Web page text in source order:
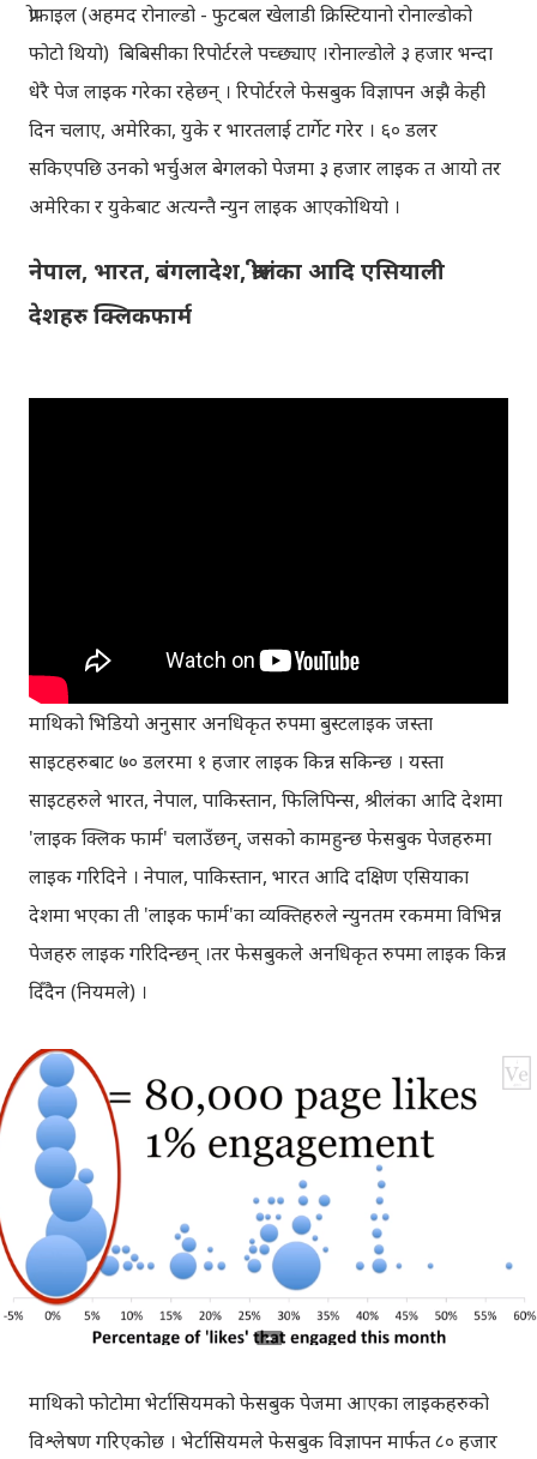
प्रोफाइल (अहमद रोनाल्डो - फुटबल खेलाडी क्रिस्टियानो रोनाल्डोको
फोटो थियो) बिबिसीका रिपोर्टरले पच्छ्याए ।रोनाल्डोले ३ हजार भन्दा
धेरै पेज लाइक गरेका रहेछन् । रिपोर्टरले फेसबुक विज्ञापन अझै केही
दिन चलाए, अमेरिका, युके र भारतलाई टार्गेट गरेर । ६० डलर
सकिएपछि उनको भर्चुअल बेगलको पेजमा ३ हजार लाइक त आयो तर
अमेरिका र युकेबाट अत्यन्तै न्युन लाइक आएकोथियो ।
नेपाल, भारत, बंगलादेश, श्रीलंका आदि एसियाली
देशहरु क्लिकफार्म
माथिको भिडियो अनुसार अनधिकृत रुपमा बुस्टलाइक जस्ता
साइटहरुबाट ७० डलरमा १ हजार लाइक किन्न सकिन्छ । यस्ता
साइटहरुले भारत, नेपाल, पाकिस्तान, फिलिपिन्स, श्रीलंका आदि देशमा
'लाइक क्लिक फार्म' चलाउँछन्, जसको कामहुन्छ फेसबुक पेजहरुमा
लाइक गरिदिने । नेपाल, पाकिस्तान, भारत आदि दक्षिण एसियाका
देशमा भएका ती 'लाइक फार्म'का व्यक्तिहरुले न्युनतम रकममा विभिन्न
पेजहरु लाइक गरिदिन्छन् ।तर फेसबुकले अनधिकृत रुपमा लाइक किन्न
दिँदैन (नियमले) ।
माथिको फोटोमा भेर्टासियमको फेसबुक पेजमा आएका लाइकहरुको
विश्लेषण गरिएकोछ । भेर्टासियमले फेसबुक विज्ञापन मार्फत ८० हजार